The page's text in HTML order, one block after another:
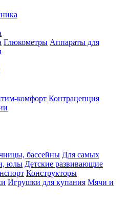
Глюкометры Аппараты для
комфорт Контрацепция
бассейны Для самых
юлы Детские развивающие
Конструкторы
Игрушки для купания Мячи и